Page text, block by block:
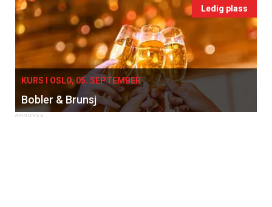
Ledig plass
KURS I OSLO, 05. SEPTEMBER
Bobler & Brunsj